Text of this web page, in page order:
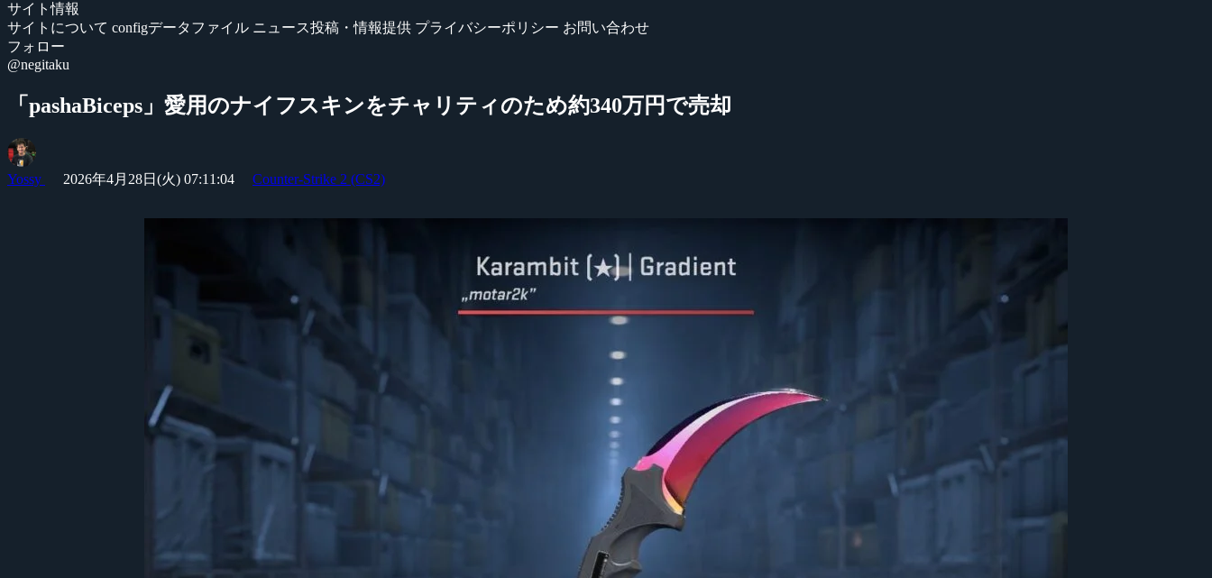
サイト情報
サイトについて configデータファイル ニュース投稿・情報提供 プライバシーポリシー お問い合わせ
フォロー
@negitaku
「pashaBiceps」愛用のナイフスキンをチャリティのため約340万円で売却
Yossy 2026年4月28日(火) 07:11:04 Counter-Strike 2 (CS2)